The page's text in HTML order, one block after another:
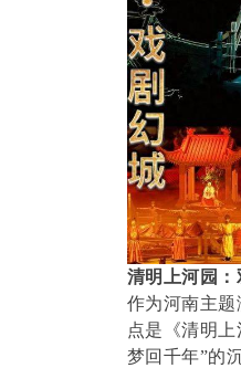
清明上河园
作为河南主
点是《清明
梦回千年”的